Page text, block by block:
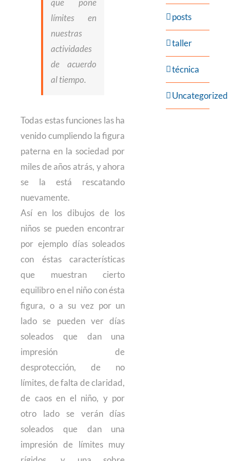
que pone
límites en
nuestras
actividades
de acuerdo
al tiempo.
Todas estas funciones las ha
venido cumpliendo la figura
paterna en la sociedad por
miles de años atrás, y ahora
se la está rescatando
nuevamente.
Así en los dibujos de los
niños se pueden encontrar
por ejemplo días soleados
con éstas características
que muestran cierto
equilibro en el niño con ésta
figura, o a su vez por un
lado se pueden ver días
soleados que dan una
impresión de
desprotección, de no
límites, de falta de claridad,
de caos en el niño, y por
otro lado se verán días
soleados que dan una
impresión de límites muy
posts
taller
técnica
Uncategorized